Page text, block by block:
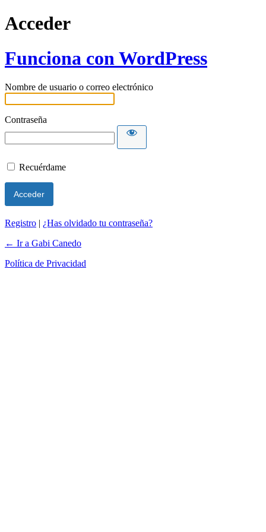
Acceder
Funciona con WordPress
Nombre de usuario o correo electrónico
Contraseña
Recuérdame
Registro | ¿Has olvidado tu contraseña?
← Ir a Gabi Canedo
Política de Privacidad